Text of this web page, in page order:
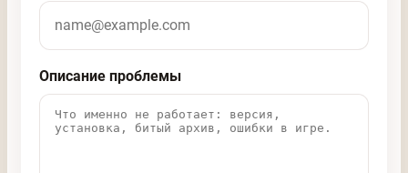
Описание проблемы